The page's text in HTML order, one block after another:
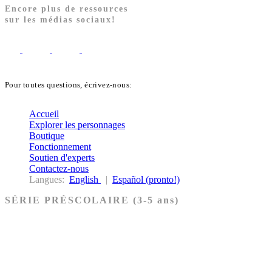
Encore plus de ressources
sur les médias sociaux!
Pour toutes questions, écrivez-nous:
Accueil
Explorer les personnages
Boutique
Fonctionnement
Soutien d'experts
Contactez-nous
Langues: English | Español (pronto!)
SÉRIE PRÉSCOLAIRE (3-5 ans)